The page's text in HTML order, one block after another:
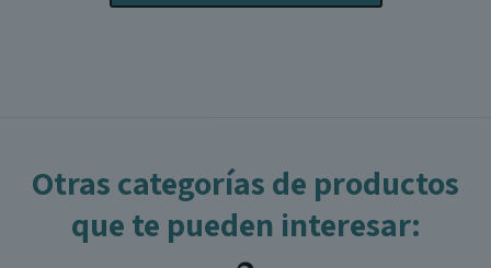
la
Otras categorías de productos
que te pueden interesar: